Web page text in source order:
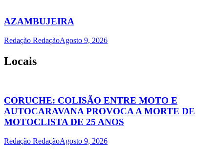
AZAMBUJEIRA
Redação RedaçãoAgosto 9, 2026
Locais
CORUCHE: COLISÃO ENTRE MOTO E
AUTOCARAVANA PROVOCA A MORTE DE
MOTOCLISTA DE 25 ANOS
Redação RedaçãoAgosto 9, 2026